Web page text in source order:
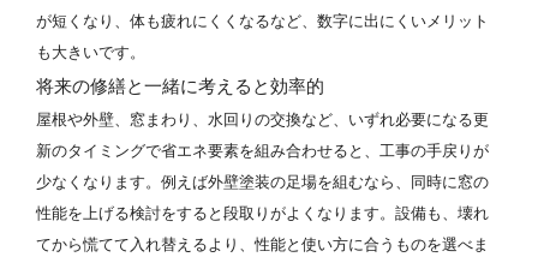
が短くなり、体も疲れにくくなるなど、数字に出にくいメリット
も大きいです。
将来の修繕と一緒に考えると効率的
屋根や外壁、窓まわり、水回りの交換など、いずれ必要になる更
新のタイミングで省エネ要素を組み合わせると、工事の手戻りが
少なくなります。例えば外壁塗装の足場を組むなら、同時に窓の
性能を上げる検討をすると段取りがよくなります。設備も、壊れ
てから慌てて入れ替えるより、性能と使い方に合うものを選べま